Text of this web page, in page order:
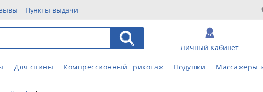
Пункты выдачи
Личный Кабинет
Для спины Компрессионный трикотаж Подушки Массажеры